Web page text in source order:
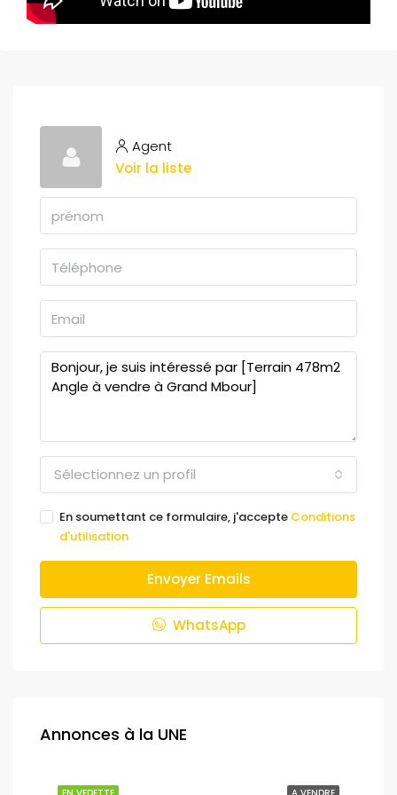
Agent
Voir la liste
Sélectionnez un profil
En soumettant ce formulaire, j'accepte Conditions
d'utilisation
Envoyer Emails
WhatsApp
Annonces à la UNE